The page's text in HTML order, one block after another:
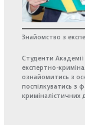
Знайомство з
Студенти
експертно-
ознайомитись з
поспілкуватись з
криміналістичних